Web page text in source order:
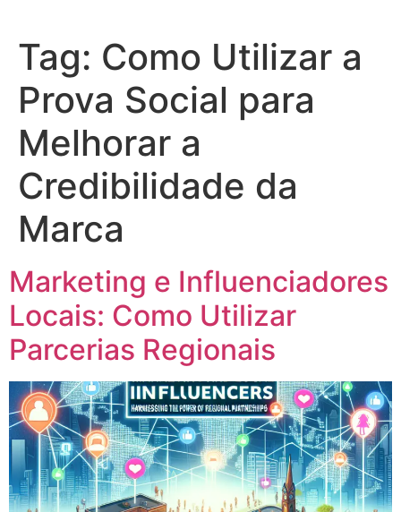
Tag: Como Utilizar a
Prova Social para
Melhorar a
Credibilidade da
Marca
Marketing e Influenciadores
Locais: Como Utilizar
Parcerias Regionais